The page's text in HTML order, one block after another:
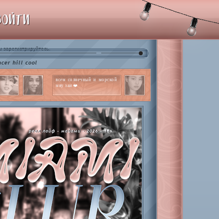
реал лайф - майами - 2026 - 18+
всем солнечный и морской
мяу заи ❤️
зарегистрируйтесь.